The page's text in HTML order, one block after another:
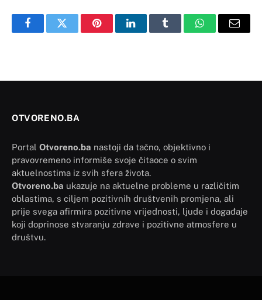
FacebookTwitter PinterestLinkedInTumblr WhatsAppEmail
OTVORENO.BA
Portal Otvoreno.ba nastoji da tačno, objektivno i
pravovremeno informiše svoje čitaoce o svim
aktuelnostima iz svih sfera života.
Otvoreno.ba ukazuje na aktuelne probleme u različitim
oblastima, s ciljem pozitivnih društvenih promjena, ali
prije svega afirmira pozitivne vrijednosti, ljude i događaje
koji doprinose stvaranju zdrave i pozitivne atmosfere u
društvu.